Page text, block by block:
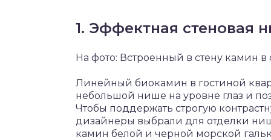
1. Эффектная стеновая
На фото: Встроенный в стену камин
Линейный биокамин в гостиной
небольшой нише на уровне глаз и
Чтобы поддержать строгую
дизайнеры выбрали для отделки
камин белой и черной морской